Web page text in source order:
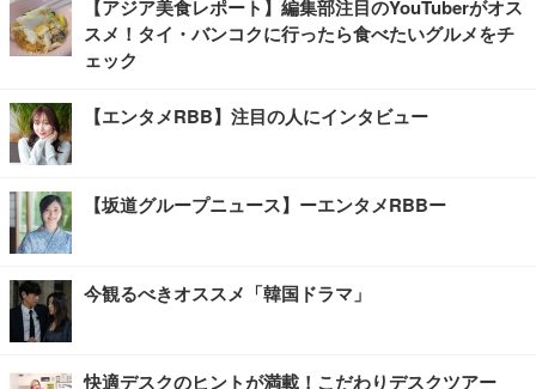
【アジア美食レポート】編集部注目のYouTuberがオス
スメ！タイ・バンコクに行ったら食べたいグルメをチ
ェック
【エンタメRBB】注目の人にインタビュー
【坂道グループニュース】ーエンタメRBBー
今観るべきオススメ「韓国ドラマ」
快適デスクのヒントが満載！こだわりデスクツアー